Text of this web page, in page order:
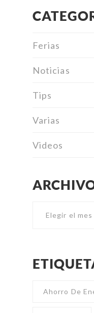
Ferias
Noticias
Tips
Varias
Videos
Ahorro De